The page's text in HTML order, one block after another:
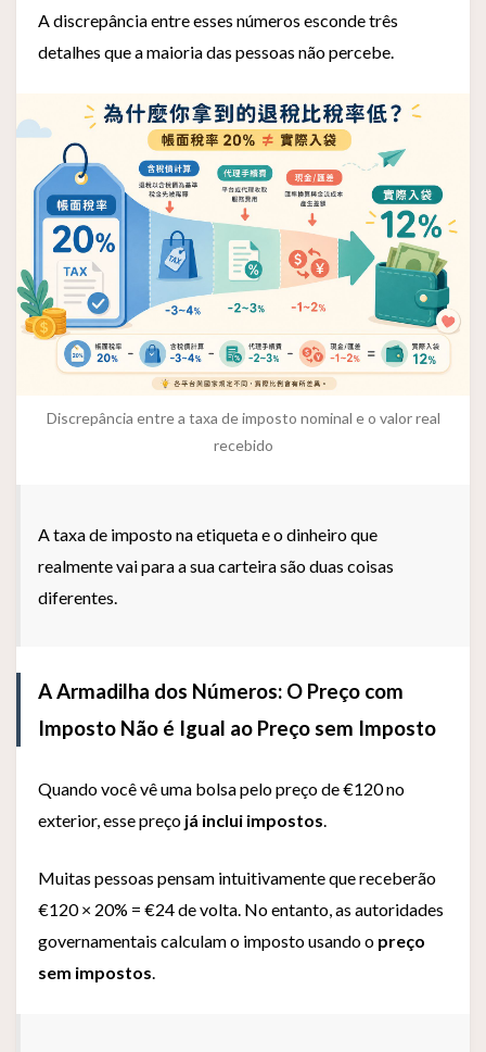
A discrepância entre esses números esconde três
detalhes que a maioria das pessoas não percebe.
Discrepância entre a taxa de imposto nominal e o valor real
recebido
A taxa de imposto na etiqueta e o dinheiro que
realmente vai para a sua carteira são duas coisas
diferentes.
A Armadilha dos Números: O Preço com
Imposto Não é Igual ao Preço sem Imposto
Quando você vê uma bolsa pelo preço de €120 no
exterior, esse preço já inclui impostos.
Muitas pessoas pensam intuitivamente que receberão
€120 × 20% = €24 de volta. No entanto, as autoridades
governamentais calculam o imposto usando o preço
sem impostos.